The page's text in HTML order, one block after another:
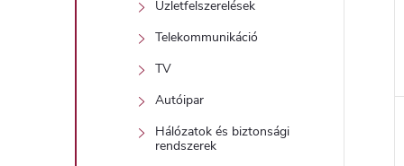
Üzletfelszerelések
Telekommunikáció
TV
Autóipar
Hálózatok és biztonsági
rendszerek
l